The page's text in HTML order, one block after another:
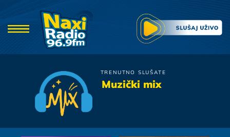
TRENUTNO SLUŠATE
Muzički mix